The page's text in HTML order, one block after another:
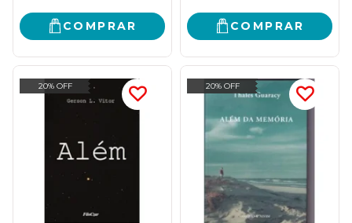
COMPRAR COMPRAR
20% OFF 20% OFF